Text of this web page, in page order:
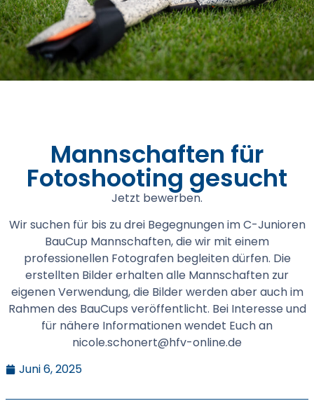
Mannschaften für
Fotoshooting gesucht
Jetzt bewerben.
Wir suchen für bis zu drei Begegnungen im C-Junioren
BauCup Mannschaften, die wir mit einem
professionellen Fotografen begleiten dürfen. Die
erstellten Bilder erhalten alle Mannschaften zur
eigenen Verwendung, die Bilder werden aber auch im
Rahmen des BauCups veröffentlicht. Bei Interesse und
für nähere Informationen wendet Euch an
nicole.schonert@hfv-online.de
Juni 6, 2025